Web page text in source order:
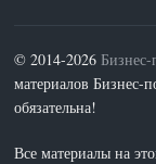
© 2014-2026
материалов Бизнес-
обязательна!
Все материалы на